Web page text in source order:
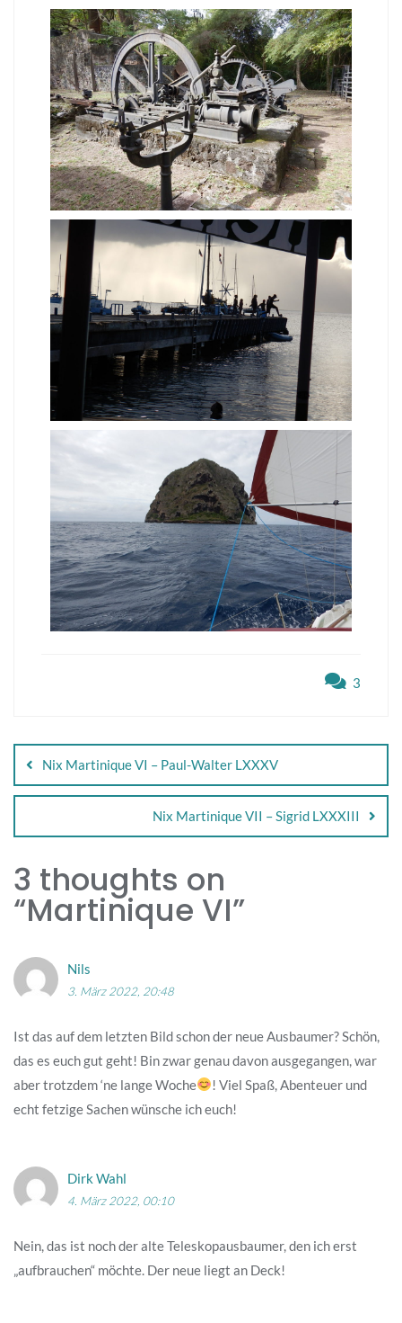
3
Nix Martinique VI – Paul-Walter LXXXV
Nix Martinique VII – Sigrid LXXXIII
3 thoughts on
“Martinique VI”
Nils
3. März 2022, 20:48
Ist das auf dem letzten Bild schon der neue Ausbaumer? Schön,
das es euch gut geht! Bin zwar genau davon ausgegangen, war
aber trotzdem ‘ne lange Woche
! Viel Spaß, Abenteuer und
echt fetzige Sachen wünsche ich euch!
Dirk Wahl
4. März 2022, 00:10
Nein, das ist noch der alte Teleskopausbaumer, den ich erst
„aufbrauchen“ möchte. Der neue liegt an Deck!